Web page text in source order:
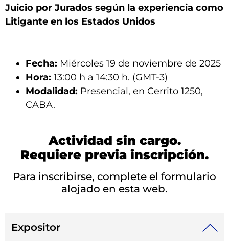
Juicio por Jurados según la experiencia como
Litigante en los Estados Unidos
Fecha: Miércoles 19 de noviembre de 2025
Hora: 13:00 h a 14:30 h. (GMT-3)
Modalidad: Presencial, en Cerrito 1250,
CABA.
Actividad sin cargo.
Requiere previa inscripción.
Para inscribirse, complete el formulario
alojado en esta web.
Expositor